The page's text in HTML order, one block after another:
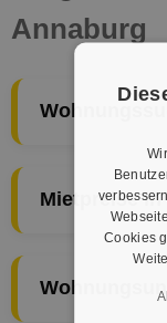
Annaburg
Mietpreise
Cookies